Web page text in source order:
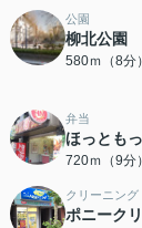
公園
柳北公園
580ｍ（8分）
弁当
ほっとも
720ｍ（9分）
クリーニング
ポニーク